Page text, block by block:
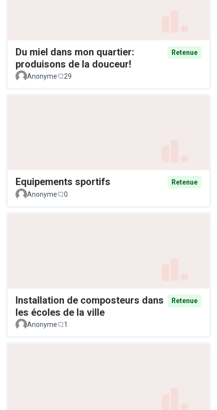
Du miel dans mon quartier:
produisons de la douceur!
Retenue
Anonyme 29
Equipements sportifs
Retenue
Anonyme
0
Installation de composteurs dans
les écoles de la ville
Retenue
Anonyme 1